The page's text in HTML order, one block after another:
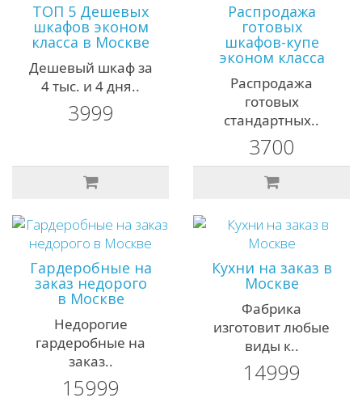
ТОП 5 Дешевых
шкафов эконом
класса в Москве
Дешевый шкаф за
4 тыс. и 4 дня..
3999
Распродажа
готовых
шкафов-купе
эконом класса
Распродажа
готовых
стандартных..
3700
Гардеробные на
заказ недорого
в Москве
Недорогие
гардеробные на
заказ..
15999
Кухни на заказ в
Москве
Фабрика
изготовит любые
виды к..
14999